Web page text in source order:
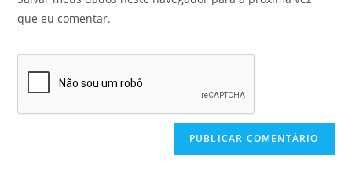
que eu comentar.